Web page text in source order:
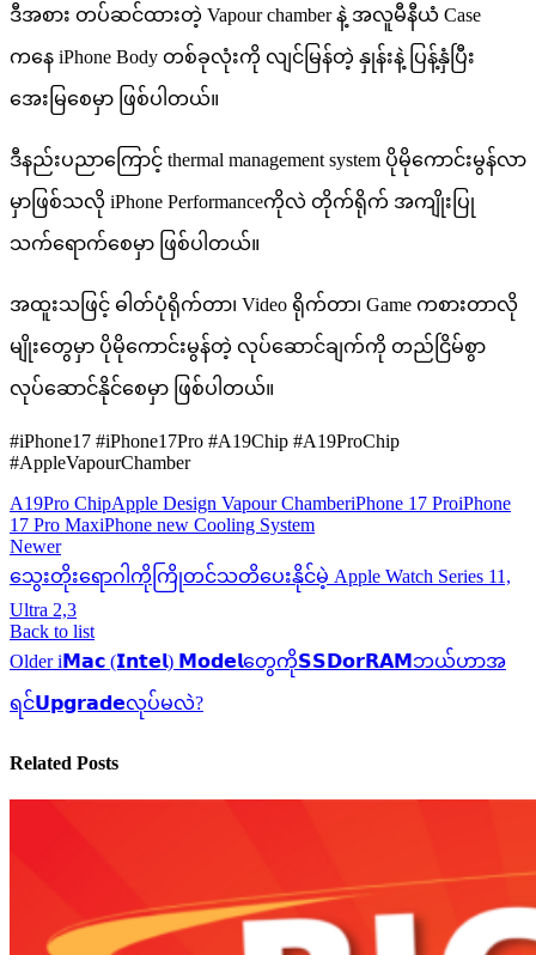
ဒီအစား တပ်ဆင်ထားတဲ့ Vapour chamber နဲ့ အလူမီနီယံ Case
ကနေ iPhone Body တစ်ခုလုံးကို လျင်မြန်တဲ့ နှုန်းနဲ့ ပြန့်နှံပြီး
အေးမြစေမှာ ဖြစ်ပါတယ်။
ဒီနည်းပညာကြောင့် thermal management system ပိုမိုကောင်းမွန်လာ
မှာဖြစ်သလို iPhone Performanceကိုလဲ တိုက်ရိုက် အကျိုးပြု
သက်ရောက်စေမှာ ဖြစ်ပါတယ်။
အထူးသဖြင့် ဓါတ်ပုံရိုက်တာ၊ Video ရိုက်တာ၊ Game ကစားတာလို
မျိုးတွေမှာ ပိုမိုကောင်းမွန်တဲ့ လုပ်ဆောင်ချက်ကို တည်ငြိမ်စွာ
လုပ်ဆောင်နိုင်စေမှာ ဖြစ်ပါတယ်။
#iPhone17 #iPhone17Pro #A19Chip #A19ProChip
#AppleVapourChamber
A19Pro ChipApple Design Vapour ChamberiPhone 17 ProiPhone
17 Pro MaxiPhone new Cooling System
Newer
သွေးတိုးရောဂါကိုကြိုတင်သတိပေးနိုင်မဲ့ Apple Watch Series 11,
Ultra 2,3
Back to list
Older i𝗠𝗮𝗰 (𝗜𝗻𝘁𝗲𝗹) 𝗠𝗼𝗱𝗲𝗹တွေကို𝗦𝗦𝗗𝗼𝗿𝗥𝗔𝗠ဘယ်ဟာအ
ရင်𝗨𝗽𝗴𝗿𝗮𝗱𝗲လုပ်မလဲ?
Related Posts